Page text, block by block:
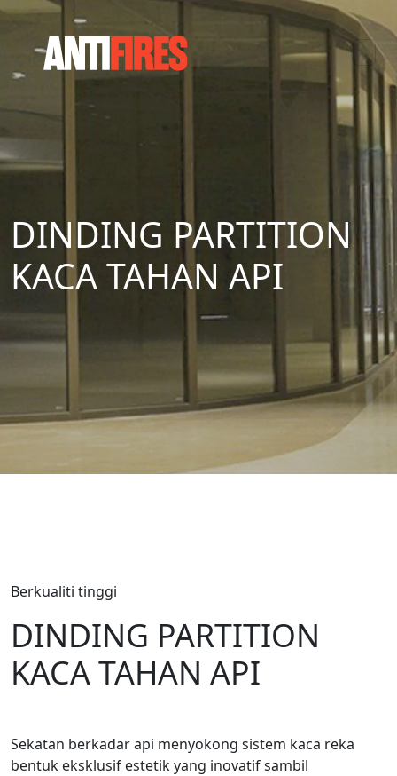
DINDING PARTITION
KACA TAHAN API
Berkualiti tinggi
DINDING PARTITION
KACA TAHAN API
Sekatan berkadar api menyokong sistem kaca reka
bentuk eksklusif estetik yang inovatif sambil